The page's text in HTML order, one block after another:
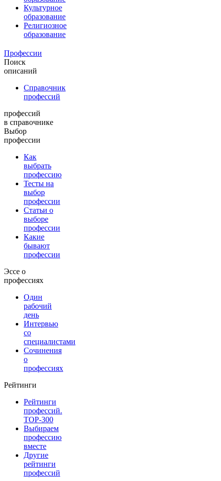
Культурное
образование
Религиозное
образование
Профессии
Поиск
описаний
Справочник
профессий
профессий
в справочнике
Выбор
профессии
Как
выбрать
профессию
Тесты на
выбор
профессии
Статьи о
выборе
профессии
Какие
бывают
профессии
Эссе о
профессиях
Один
рабочий
день
Интервью
со
специалистами
Сочинения
о
профессиях
Рейтинги
Рейтинги
профессий.
TOP-300
Выбираем
профессию
вместе
Другие
рейтинги
профессий